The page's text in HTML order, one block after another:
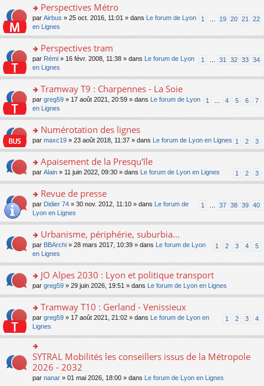
ré
c
e
nt
le
u
c
e
nt
n
o
n
lu
le
u
c
e
nt
s
s
a
n
o
n
lu
le
u
c
e
nt
er
le
m
e
s
s
a
n
o
n
lu
le
u
ré
c
e
o
n
s
er
le
m
e
s
s
a
n
o
n
lu
pl
s
ré
e
Perspectives Métro
1 19 20 21 22
par Airbus » 25 oct. 2016, 11:01 » dans
Le forum de Lyon
en Lignes
o
n
s
er
le
m
e
s
s
e
n
o
n
le
pl
s
ré
c
e
Perspectives tram
1 31 32 33 34
par Rémi » 16 févr. 2008, 11:38 » dans
Le forum de Lyon
en Lignes
o
n
s
er
le
m
e
s
g
e
n
o
n
le
s
ré
c
nt
Tramway T9 : Charpennes - La Soie
1 4 5 6 7
par greg59 » 17 août 2021, 20:59 » dans
Le forum de Lyon
en Lignes
o
n
ult
er
le
m
e
s
g
e
n
o
n
le
u
s
ré
c
e
nt
Numérotation des lignes
1 2 3
par maxc19 » 23 août 2018, 11:37 » dans Le forum de Lyon en Lignes
o
n
ult
er
le
m
e
s
s
e
n
o
n
le
s
ré
c
e
Apaisement de la Presqu'île
1 2 3
par Alain » 11 juin 2022, 09:30 » dans Le forum de Lyon en Lignes
o
s
er
le
m
e
s
s
e
n
o
n
lu
le
pl
u
s
Revue de presse
1 37 38 39 40
par Didier 74 » 30 nov. 2012, 11:10 » dans
Le forum de
Lyon en Lignes
o
n
s
er
le
m
e
s
s
g
n
o
n
Urbanisme, périphérie, suburbia...
1 2 3 4 5
par BBArchi » 28 mars 2017, 10:39 » dans
Le forum de Lyon
en Lignes
o
n
ult
er
le
m
e
s
s
g
JO Alpes 2030 : Lyon et politique transport
par greg59 » 29 juin 2026, 19:51 » dans Le forum de Lyon en Lignes
o
s
ult
er
le
m
e
Tramway T10 : Gerland - Venissieux
1 2 3 4
par greg59 » 17 août 2021, 21:02 » dans
Le forum de Lyon en
Lignes
o
n
ult
SYTRAL Mobilités les conseillers issus de la Métropole
2026 - 2032
par nanar » 01 mai 2026, 18:00 » dans Le forum de Lyon en Lignes